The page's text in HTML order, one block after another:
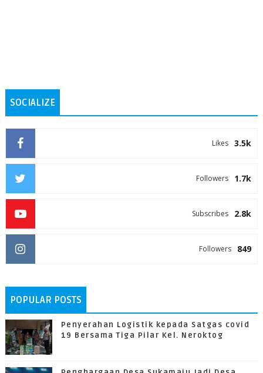
SOCIALIZE
3.5k
Likes
1.7k
Followers
2.8k
Subscribes
849
Followers
POPULAR POSTS
Penyerahan Logistik kepada Satgas covid
19 Bersama Tiga Pilar Kel. Neroktog